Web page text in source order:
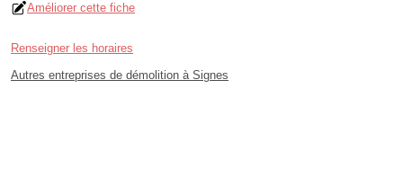
Améliorer cette fiche
Renseigner les horaires
Autres entreprises de démolition à Signes